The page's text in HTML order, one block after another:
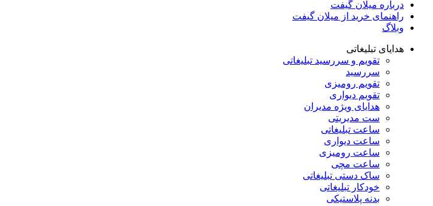
درباره میلان گیفت
راهنمای خرید از میلان گیفت
وبلاگ
هدایای تبلیغاتی
تقویم و سررسید تبلیغاتی
سررسید
تقویم رومیزی
تقویم دیواری
هدایای ویژه مدیران
ست مدیریتی
ساعت تبلیغاتی
ساعت دیواری
ساعت رومیزی
ساعت مچی
ساک دستی تبلیغاتی
خودکار تبلیغاتی
بدنه پلاستیکی